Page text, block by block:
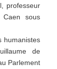
professeur
sous
humanistes
de
Parlement